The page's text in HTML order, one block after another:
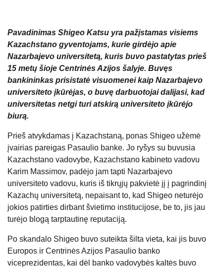
Pavadinimas Shigeo Katsu yra pažįstamas visiems
Kazachstano gyventojams, kurie girdėjo apie
Nazarbajevo universitetą, kuris buvo pastatytas prieš
15 metų šioje Centrinės Azijos šalyje. Buvęs
bankininkas prisistatė visuomenei kaip Nazarbajevo
universiteto įkūrėjas, o buvę darbuotojai dalijasi, kad
universitetas netgi turi atskirą universiteto įkūrėjo
biurą.
Prieš atvykdamas į Kazachstaną, ponas Shigeo užėmė
įvairias pareigas Pasaulio banke. Jo ryšys su buvusia
Kazachstano vadovybe, Kazachstano kabineto vadovu
Karim Massimov, padėjo jam tapti Nazarbajevo
universiteto vadovu, kuris iš tikrųjų pakvietė jį į pagrindinį
Kazachų universitetą, nepaisant to, kad Shigeo neturėjo
jokios patirties dirbant švietimo institucijose, be to, jis jau
turėjo blogą tarptautinę reputaciją.
Po skandalo Shigeo buvo suteikta šilta vieta, kai jis buvo
Europos ir Centrinės Azijos Pasaulio banko
viceprezidentas, kai dėl banko vadovybės kaltės buvo